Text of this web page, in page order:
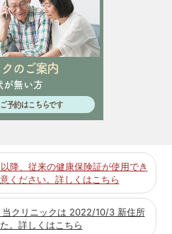
クのご案内
が無い方
予約はこちらです
、従来の健康保険証が使用でき
ください。詳しくはこちら
クリニックは 2022/10/3 新住所
。詳しくはこちら